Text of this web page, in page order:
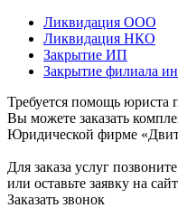
Ликвидация ООО
Ликвидация НКО
Закрытие ИП
Закрытие филиала
Требуется помощь юриста
Вы можете заказать
Юридической фирме
Для заказа услуг
или оставьте заявку на
Заказать звонок